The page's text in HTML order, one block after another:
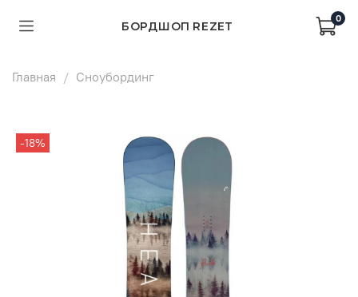
БОРДШОП REZET
0
Главная Сноубординг
-18%